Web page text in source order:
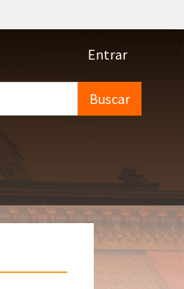
Menu
Entrar